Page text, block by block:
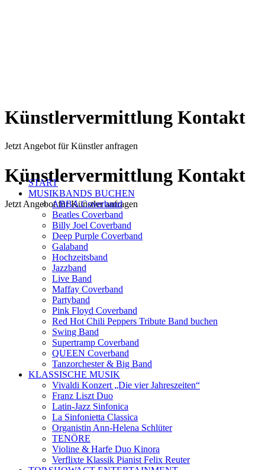
START
MUSIKBANDS BUCHEN
ABBA Coverband
Beatles Coverband
Billy Joel Coverband
Deep Purple Coverband
Galaband
Hochzeitsband
Jazzband
Live Band
Maffay Coverband
Partyband
Pink Floyd Coverband
Red Hot Chili Peppers Tribute Band buchen
Swing Band
Supertramp Coverband
QUEEN Coverband
Tanzorchester & Big Band
KLASSISCHE MUSIK
Vivaldi Konzert „Die vier Jahreszeiten“
Franz Liszt Duo
Latin-Jazz Sinfonica
La Sinfonietta Classica
Organistin Ann-Helena Schlüter
TENÖRE
Violine & Harfe Duo Kinora
Verflixte Klassik Pianist Felix Reuter
Künstlervermittlung Kontakt
Jetzt Angebot für Künstler anfragen
Künstlervermittlung Kontakt
Jetzt Angebot für Künstler anfragen